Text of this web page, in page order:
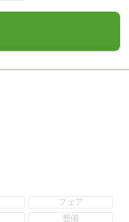
フェア
整備